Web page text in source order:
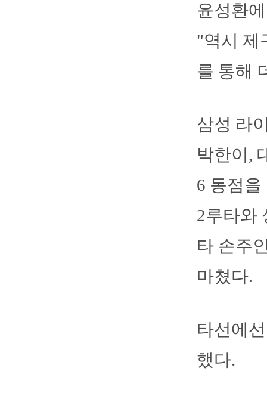
윤성환
"역시 제
를 통해
삼성 라
박한이,
6 동점
2루타와
타 손주
마쳤다.
타선에
했다.